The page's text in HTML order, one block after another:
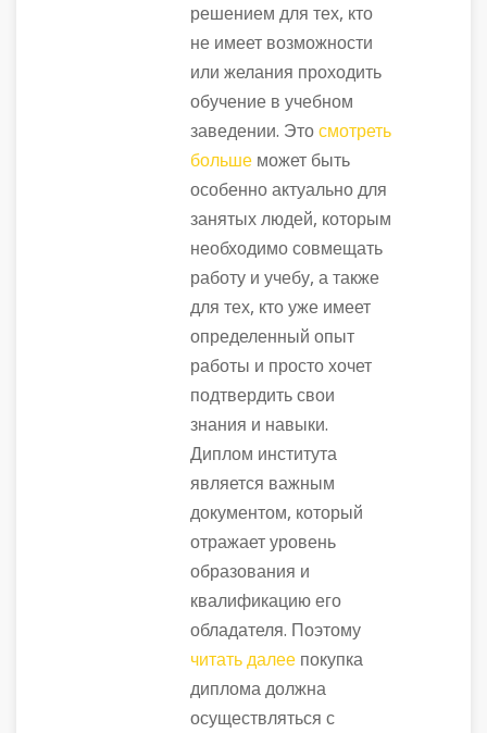
решением для тех, кто
не имеет возможности
или желания проходить
обучение в учебном
заведении. Этосмотреть
больше может быть
особенно актуально для
занятых людей, которым
необходимо совмещать
работу и учебу, а также
для тех, кто уже имеет
определенный опыт
работы и просто хочет
подтвердить свои
знания и навыки.
Диплом института
является важным
документом, который
отражает уровень
образования и
квалификацию его
обладателя. Поэтому
читать далее покупка
диплома должна
осуществляться с